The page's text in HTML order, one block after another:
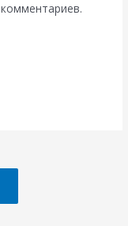
комментариев.